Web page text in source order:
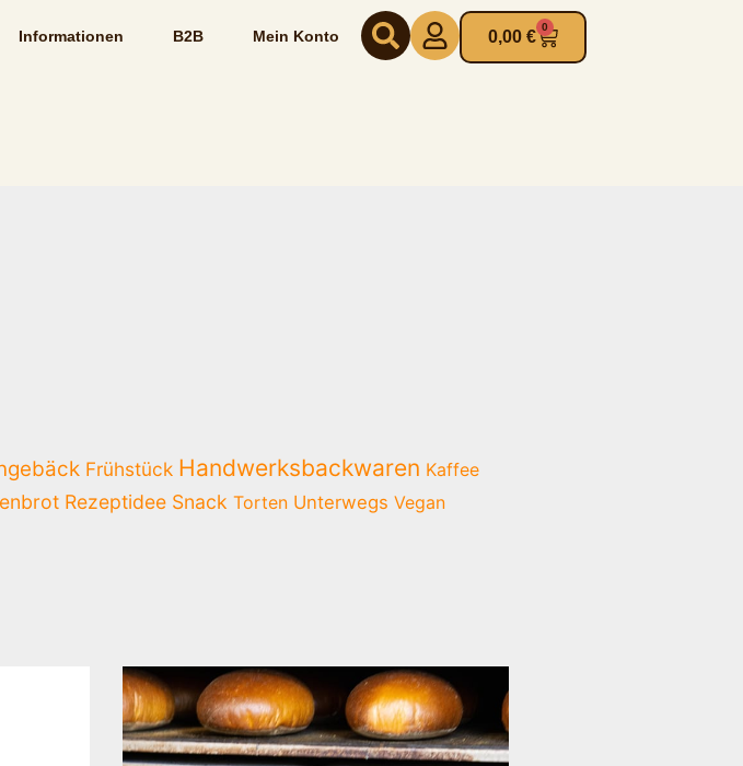
Informationen B2B Mein Konto 0,00 €
0
Warenkorb
Frühstück Handwerksbackwaren Kaffee
Rezeptidee Snack Torten Unterwegs Vegan